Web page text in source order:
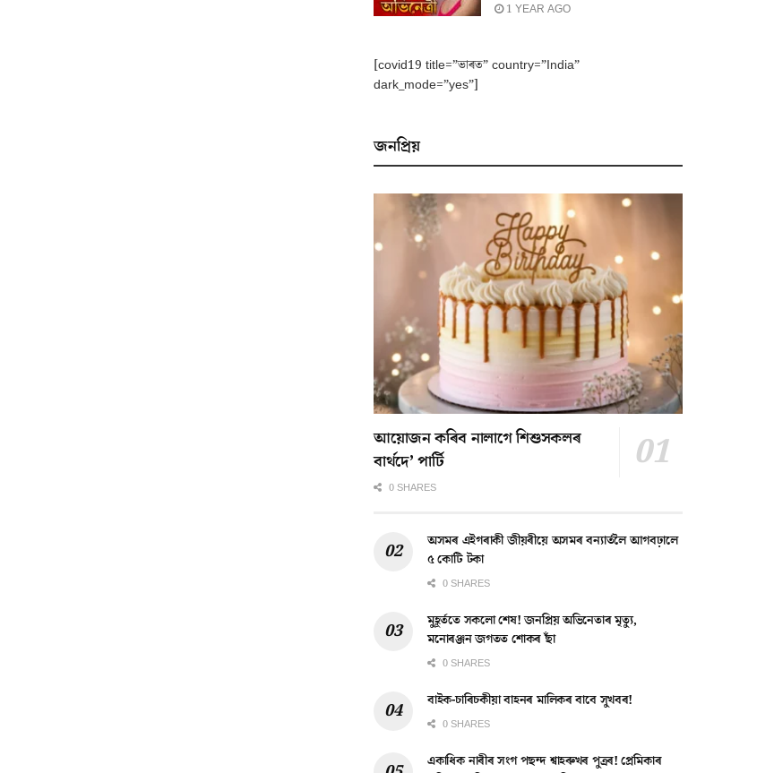
1 YEAR AGO
[covid19 title=”ভাৰত” country=”India”
dark_mode=”yes”]
জনপ্ৰিয়
আয়োজন কৰিব নালাগে শিশুসকলৰ
বাৰ্থদে’ পাৰ্টি
0 SHARES
অসমৰ এইগৰাকী জীয়ৰীয়ে অসমৰ বন্যাৰ্তলৈ আগবঢ়ালে
৫ কোটি টকা
0 SHARES
মুহূৰ্ততে সকলো শেষ! জনপ্ৰিয় অভিনেতাৰ মৃত্যু,
মনোৰঞ্জন জগতত শোকৰ ছাঁ
0 SHARES
বাইক-চাৰিচকীয়া বাহনৰ মালিকৰ বাবে সুখবৰ!
0 SHARES
একাধিক নাৰীৰ সংগ পছন্দ শ্বাহৰুখৰ পুত্ৰৰ! প্ৰেমিকাৰ